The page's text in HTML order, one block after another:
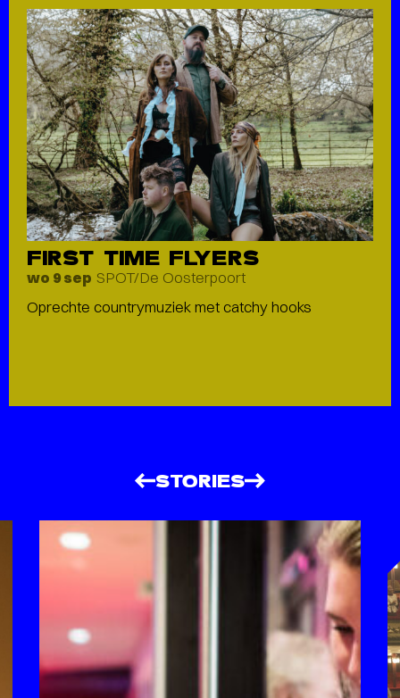
FIRST TIME FLYERS
wo 9 sep SPOT/De Oosterpoort
Oprechte countrymuziek met catchy hooks
STORIES